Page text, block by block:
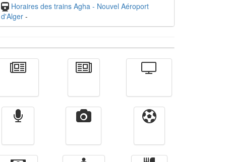
Horaires des trains Agha - Nouvel Aéroport
d'Alger -